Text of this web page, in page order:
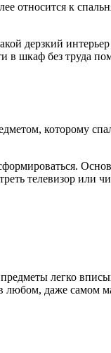
относится к
дерзкий
шкаф без труда
которому
телевизор или
легко
любом, даже самом